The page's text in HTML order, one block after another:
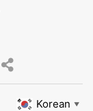
Korean ▼